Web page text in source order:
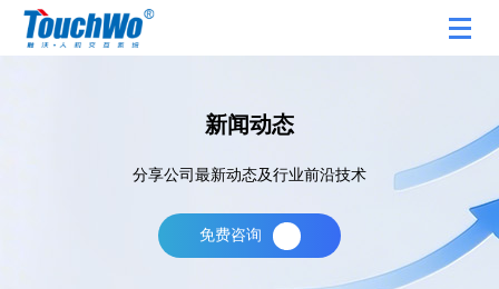
新闻动态
分享公司最新动态及行业前沿技术
免费咨询